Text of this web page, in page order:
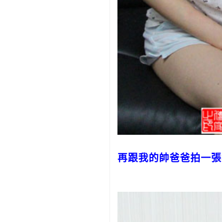
再跟我的帥爸爸拍一